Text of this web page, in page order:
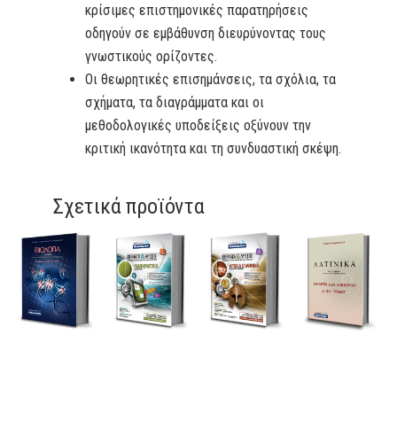
κρίσιμες επιστημονικές παρατηρήσεις
οδηγούν σε εμβάθυνση διευρύνοντας τους
γνωστικούς ορίζοντες.
Οι θεωρητικές επισημάνσεις, τα σχόλια, τα
σχήματα, τα διαγράμματα και οι
μεθοδολογικές υποδείξεις οξύνουν την
κριτική ικανότητα και τη συνδυαστική σκέψη.
Σχετικά προϊόντα